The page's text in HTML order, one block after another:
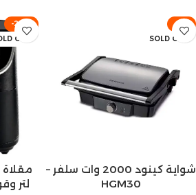
-6%
SOLD OUT
شواية كينود 2000 وات سلفر –
HGM30
-20%
OUT